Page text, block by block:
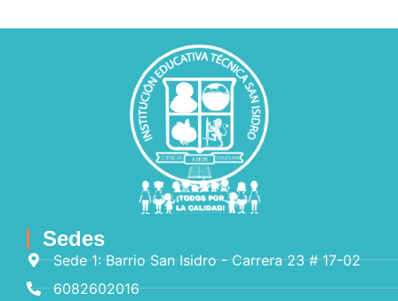
Sedes
Sede 1: Barrio San Isidro - Carrera 23 # 17-02
6082602016